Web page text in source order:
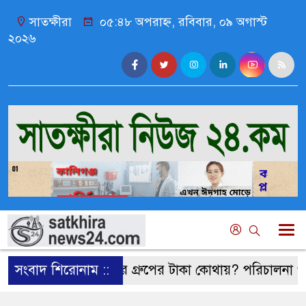
সাতক্ষীরা
০৫:৪৮ অপরাহ্ন, রবিবার, ০৯ অগাস্ট
২০২৬
সংবাদ শিরোনাম ::
বুশরার গ্রুপের টাকা কোথায়? পরিচালনা পর্ষদ